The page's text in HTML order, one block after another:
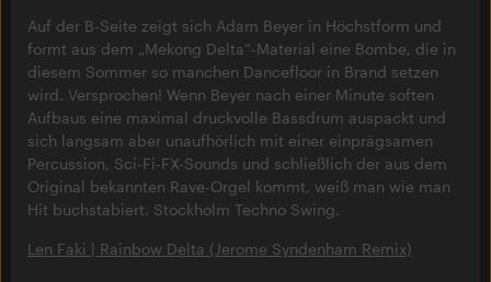
Auf der B-Seite zeigt sich Adam Beyer in Höchstform und
formt aus dem „Mekong Delta“-Material eine Bombe, die in
diesem Sommer so manchen Dancefloor in Brand setzen
wird. Versprochen! Wenn Beyer nach einer Minute soften
Aufbaus eine maximal druckvolle Bassdrum auspackt und
sich langsam aber unaufhörlich mit einer einprägsamen
Percussion, Sci-Fi-FX-Sounds und schließlich der aus dem
Original bekannten Rave-Orgel kommt, weiß man wie man
Hit buchstabiert. Stockholm Techno Swing.
Len Faki | Rainbow Delta (Jerome Syndenham Remix)